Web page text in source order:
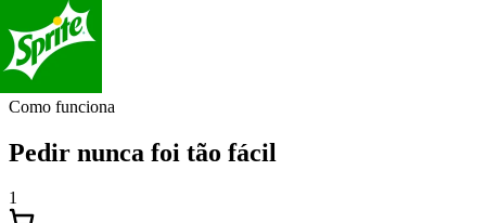
Como funciona
Pedir nunca foi tão fácil
1